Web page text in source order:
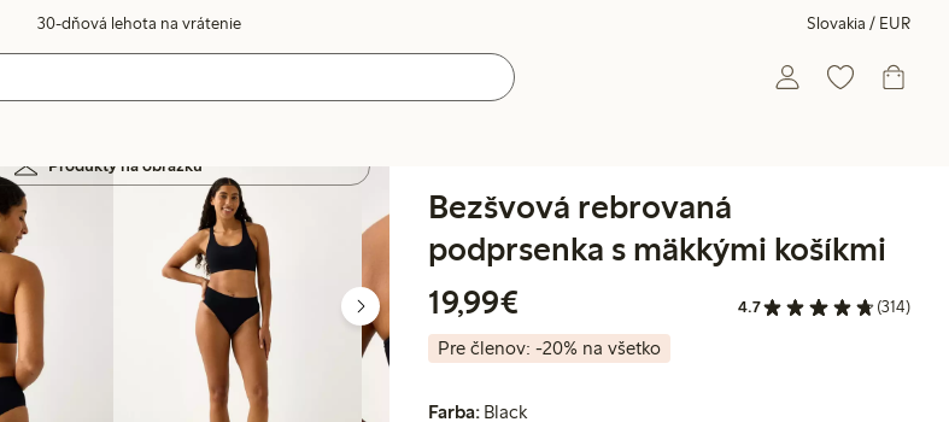
30-dňová lehota na vrátenie Slovakia / EUR
Produkty na obrázku
Bezšvová rebrovaná
podprsenka s mäkkými košíkmi
19,99€
4.7 (314)
Pre členov: -20% na všetko
Farba: Black